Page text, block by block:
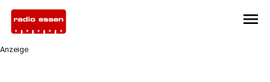
menu
Anzeige